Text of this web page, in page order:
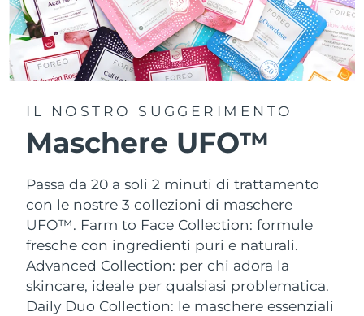
IL NOSTRO SUGGERIMENTO
Maschere UFO™
Passa da 20 a soli 2 minuti di trattamento
con le nostre 3 collezioni di maschere
UFO™. Farm to Face Collection: formule
fresche con ingredienti puri e naturali.
Advanced Collection: per chi adora la
skincare, ideale per qualsiasi problematica.
Daily Duo Collection: le maschere essenziali